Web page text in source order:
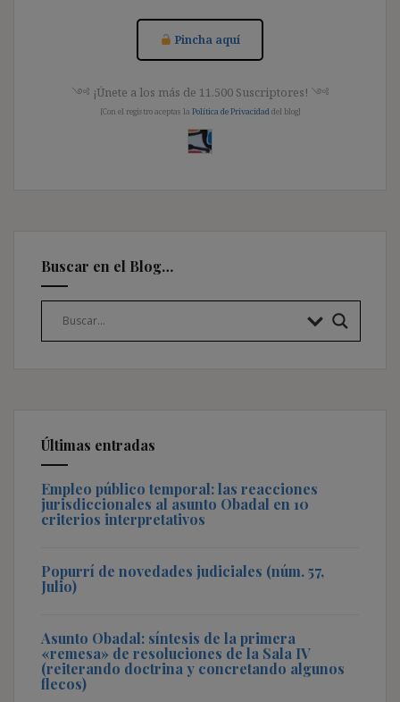
Pincha aquí
༺ ¡Únete a los más de 11.500 Suscriptores! ༺
[Con el registro aceptas la Política de Privacidad del blog]
Buscar en el Blog…
Últimas entradas
Empleo público temporal: las reacciones
jurisdiccionales al asunto Obadal en 10
criterios interpretativos
Popurrí de novedades judiciales (núm. 57,
Julio)
Asunto Obadal: síntesis de la primera
«remesa» de resoluciones de la Sala IV
(reiterando doctrina y concretando algunos
flecos)